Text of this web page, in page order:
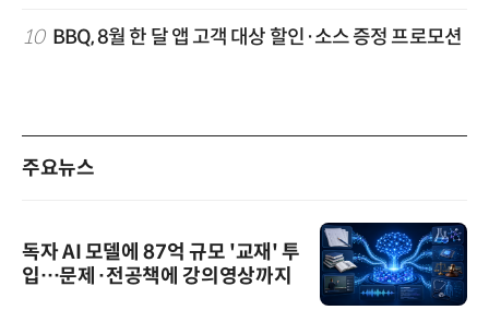
10 BBQ, 8월 한 달 앱 고객 대상 할인·소스 증정 프로모션
주요뉴스
독자 AI 모델에 87억 규모 '교재' 투
입…문제·전공책에 강의영상까지